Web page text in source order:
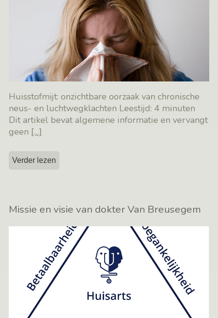
Huisstofmijt: onzichtbare oorzaak van chronische
neus- en luchtwegklachten Leestijd: 4 minuten
Dit artikel bevat algemene informatie en vervangt
geen […]
Verder lezen
Missie en visie van dokter Van Breusegem